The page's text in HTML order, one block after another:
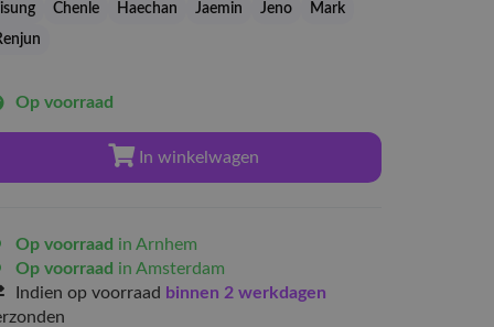
Chenle Haechan Jaemin Jeno
Mark
Op voorraad
In winkelwagen
Op voorraad in Arnhem
Op voorraad in Amsterdam
Indien op voorraad binnen 2 werkdagen